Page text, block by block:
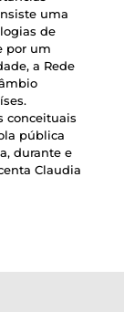
uma
de
por um
a Rede
conceituais
pública
durante e
Claudia